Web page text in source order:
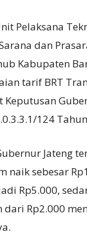
Pelaksana
dan
Kabupaten
tarif BRT
Keputusan
124
Jateng
naik sebesar
Rp5.000,
Rp2.000